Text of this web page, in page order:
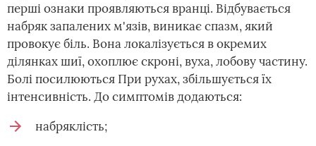
перші ознаки проявляються вранці. Відбувається
набряк запалених м'язів, виникає спазм, який
провокує біль. Вона локалізується в окремих
ділянках шиї, охоплює скроні, вуха, лобову частину.
Болі посилюються При рухах, збільшується їх
інтенсивність. До симптомів додаються:
набряклість;